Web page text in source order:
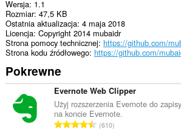
Wersja 1.1
Rozmiar 47,5 KB
Ostatnia aktualizacja 4 maja 2018
Licencja Copyright 2014 mubaidr
Strona pomocy technicznej
Strona kodu źródłowego https://github.com/
Pokrewne
Evernote Web Clipper
Użyj rozszerzenia Evernote do
na koncie Evernote.
C610